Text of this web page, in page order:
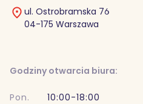
ul. Ostrobramska 76
04-175 Warszawa
Godziny otwarcia biura:
Pon.
10:00-18:00